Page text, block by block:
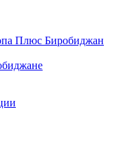
Плюс Биробиджан